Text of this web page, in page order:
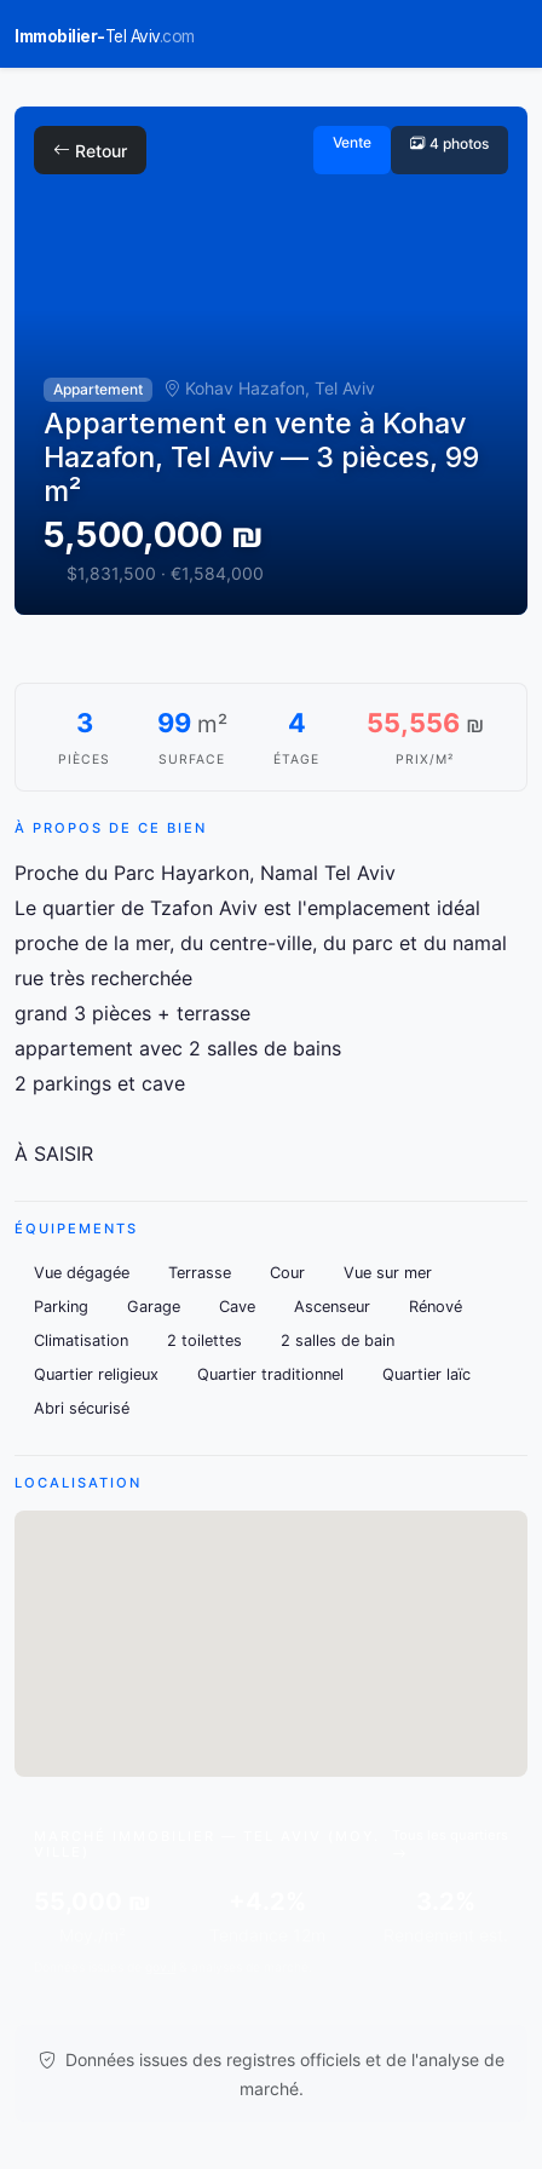
Immobilier-Tel Aviv.com
Retour Vente 4 photos
Appartement Kohav Hazafon, Tel Aviv
Appartement en vente à Kohav
Hazafon, Tel Aviv — 3 pièces, 99
m²
5,500,000 ₪
$1,831,500 · €1,584,000
3
PIÈCES
99m²
SURFACE
4
ÉTAGE
55,556₪
PRIX/M²
À PROPOS DE CE BIEN
Proche du Parc Hayarkon, Namal Tel Aviv
Le quartier de Tzafon Aviv est l'emplacement idéal
proche de la mer, du centre-ville, du parc et du namal
rue très recherchée
grand 3 pièces + terrasse
appartement avec 2 salles de bains
2 parkings et cave
À SAISIR
ÉQUIPEMENTS
Vue dégagée Terrasse Cour
Vue sur mer
Parking
Garage Cave Ascenseur
Rénové
Climatisation
2 toilettes
2 salles de bain
Quartier religieux
Quartier traditionnel
Quartier laïc
Abri sécurisé
LOCALISATION
Données issues des registres officiels et de l'analyse de
marché.